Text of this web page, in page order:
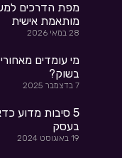
מפת הדרכים
מותאמת אישית
28 במאי 2026
מי עומדים
בשוק?
7 בדצמבר 2025
5 סיבות מדוע
בעסק
19 באוגוסט 2024